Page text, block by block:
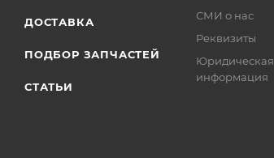
ДОСТАВКА
ПОДБОР ЗАПЧАСТЕЙ
СТАТЬИ
СМИ о нас
Реквизиты
Юридическая
информация